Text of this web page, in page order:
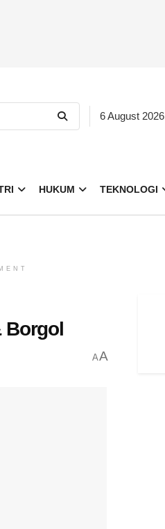
6 August 2026
HUKUM TEKNOLOGI
Borgol
AA